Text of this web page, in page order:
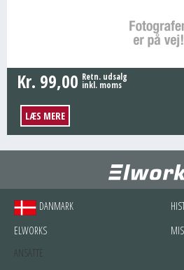
Kr. 99,00 Retn. udsalg
inkl. moms
LÆS MERE
DANMARK
ELWORKS
ANSATTE